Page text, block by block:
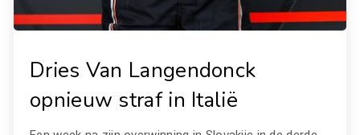
Dries Van Langendonck
opnieuw straf in Italië